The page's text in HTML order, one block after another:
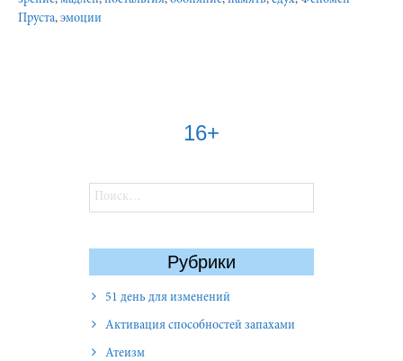
Пруста, эмоции
16+
Найти:
Рубрики
51 день для изменений
Активация способностей запахами
Атеизм